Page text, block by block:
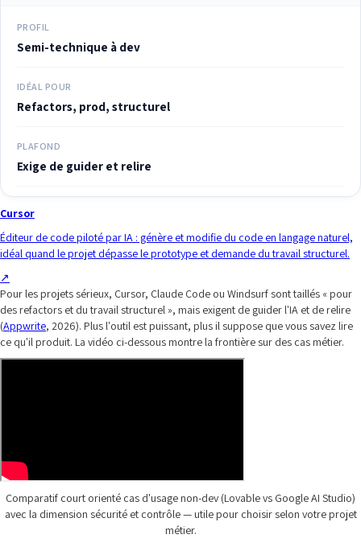
PROFIL
Semi-technique à dev
IDÉAL POUR
Refactors, prod, structurel
PLAFOND
Exige de guider et relire
Cursor
Éditeur de code piloté par IA : génère et modifie du code en langage naturel,
idéal quand le projet dépasse le prototype et demande du travail structurel.
↗
Pour les projets sérieux, Cursor, Claude Code ou Windsurf sont taillés « pour
des refactors et du travail structurel », mais exigent de guider l'IA et de relire
(Appwrite, 2026). Plus l'outil est puissant, plus il suppose que vous savez lire
ce qu'il produit. La vidéo ci-dessous montre la frontière sur des cas métier.
Comparatif court orienté cas d'usage non-dev (Lovable vs Google AI Studio)
avec la dimension sécurité et contrôle — utile pour choisir selon votre projet
métier.